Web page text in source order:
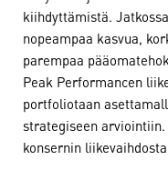
kiihdyttämistä.
nopeampaa kasvua,
parempaa
Peak Performancen
portfoliotaan
strategiseen
konsernin